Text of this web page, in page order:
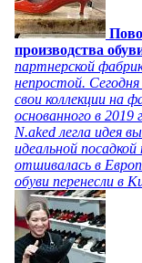
производства
партнерской
непростой.
свои коллекции на
основанного в 2019
N.aked легла идея
идеальной
отшивалась в
обуви перенесли в